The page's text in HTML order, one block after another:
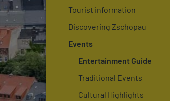
Tourist information
Discovering Zschopau
Events
Entertainment Guide
Traditional Events
Cultural Highlights